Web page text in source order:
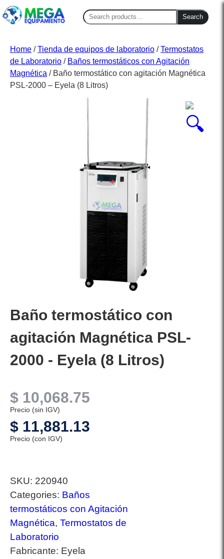
Search
for:
Search
Home /Tienda de equipos de laboratorio /Termostatos
de Laboratorio / Baños termostáticos con Agitación
Magnética / Baño termostático con agitación Magnética
PSL-2000 – Eyela (8 Litros)
Baño termostático con
agitación Magnética PSL-
2000 - Eyela (8 Litros)
$ 10,068.75
Precio (sin IGV)
$ 11,881.13
Precio (con IGV)
SKU: 220940
Categories: Baños
termostáticos con Agitación
Magnética, Termostatos de
Laboratorio
Fabricante: Eyela